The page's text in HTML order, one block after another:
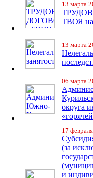
13 марта
ТВОЯ
13 марта
06 марта
округа
17
(за
и